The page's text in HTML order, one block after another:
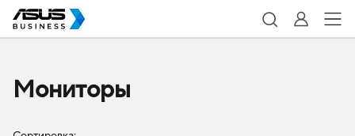
Мониторы